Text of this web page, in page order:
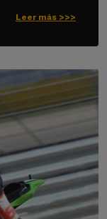
Leer más >>>